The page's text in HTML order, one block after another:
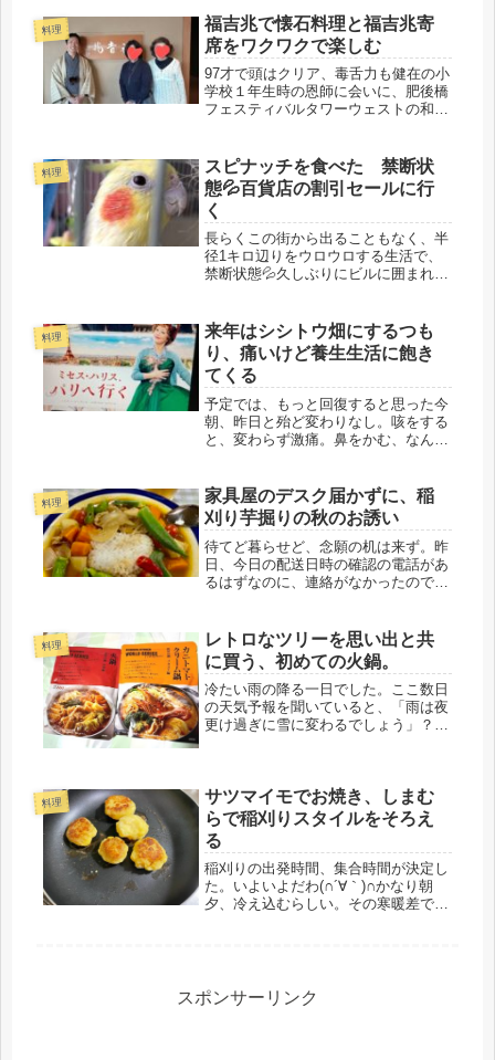
料理
福吉兆で懐石料理と福吉兆寄
席をワクワクで楽しむ
97才で頭はクリア、毒舌力も健在の小
学校１年生時の恩師に会いに、肥後橋
フェスティバルタワーウェストの和食
様は満員。落語は、桂福丸さんの落語
２席。今回は、福丸さんが、繁盛亭
大...
料理
スピナッチを食べた 禁断状
態💦百貨店の割引セールに行
く
長らくこの街から出ることもなく、半
径1キロ辺りをウロウロする生活で、
禁断状態💦久しぶりにビルに囲まれた
知らせが届いていたので、２割から３
割引きなので買う買わないは別にして
も...
料理
来年はシシトウ畑にするつも
り、痛いけど養生生活に飽き
てくる
予定では、もっと回復すると思った今
朝、昨日と殆ど変わりなし。咳をする
と、変わらず激痛。鼻をかむ、なんて
事故後数日のあの恐怖期間からは脱し
たようです。朝、いつもよりは気持
ち、...
料理
家具屋のデスク届かずに、稲
刈り芋掘りの秋のお誘い
待てど暮らせど、念願の机は来ず。昨
日、今日の配送日時の確認の電話があ
るはずなのに、連絡がなかったので、
日の配達はナシとのこと。それなら、
明日、配送センターと確認し、22日の
金...
料理
レトロなツリーを思い出と共
に買う、初めての火鍋。
冷たい雨の降る一日でした。ここ数日
の天気予報を聞いていると、「雨は夜
更け過ぎに雪に変わるでしょう」？？
代後半の独身時代の12月が、...
料理
サツマイモでお焼き、しまむ
らで稲刈りスタイルをそろえ
る
稲刈りの出発時間、集合時間が決定し
た。いよいよだわ(∩´∀｀)∩かなり朝
夕、冷え込むらしい。その寒暖差で美
スポンサーリンク